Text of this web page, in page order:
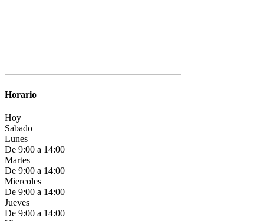
Horario
Hoy
Sabado
Lunes
De 9:00 a 14:00
Martes
De 9:00 a 14:00
Miercoles
De 9:00 a 14:00
Jueves
De 9:00 a 14:00